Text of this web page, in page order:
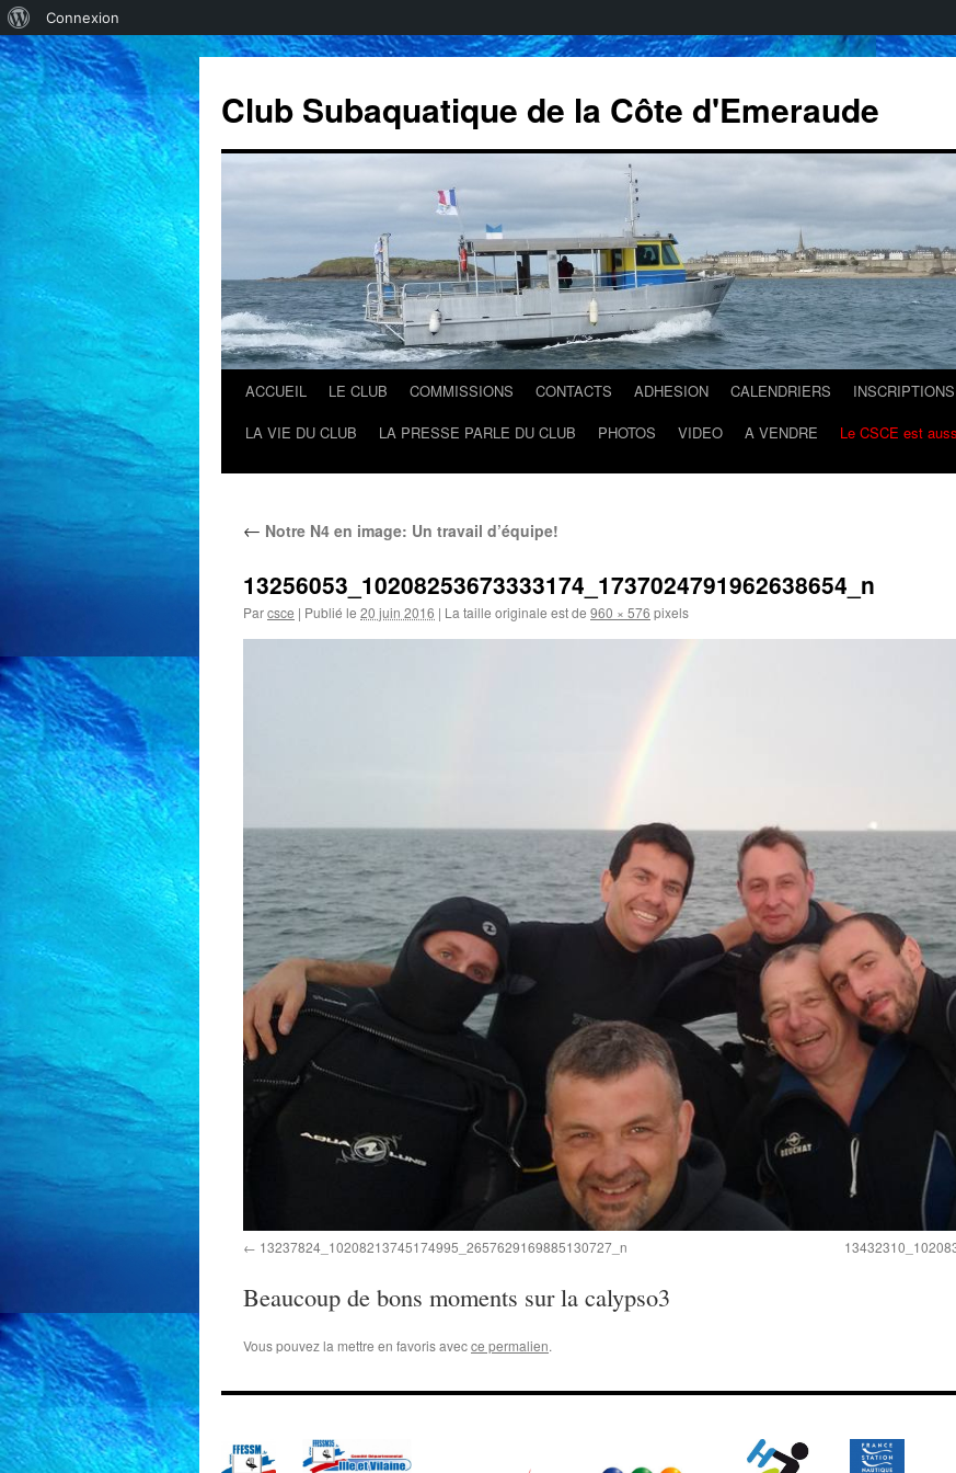
propos
de
WordPress
Connexion
Club Subaquatique de la Côte d'Emeraude
Aller
contenu
ACCUEIL LE CLUB COMMISSIONS CONTACTS ADHESION CALENDRIERS
LA VIE DU CLUB
LA PRESSE PARLE DU CLUB PHOTOS VIDEO A VENDRE Le CSCE est
← Notre N4 en image: Un travail d’équipe!
13256053_10208253673333174_1737024791962638654_n
Parcsce | Publié le 20 juin 2016 | La taille originale est de 960 × 576 pixels
13237824_10208213745174995_2657629169885130727_n
Beaucoup de bons moments sur la calypso3
Vous pouvez la mettre en favoris avecce permalien.